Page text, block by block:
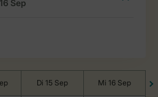
Di 15 Sep Mi 16 Sep